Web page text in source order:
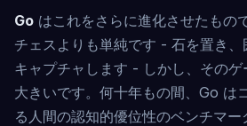
Go はこれをさらに進化させたもの
チェスよりも単純です - 石を置き、
キャプチャします - しかし、そのゲ
大きいです。何十年もの間、Go は
る人間の認知的優位性のベンチマ